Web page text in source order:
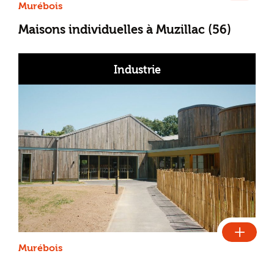
Murébois
Maisons individuelles à Muzillac (56)
Industrie
Murébois